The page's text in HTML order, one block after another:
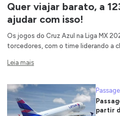
Quer viajar barato, a
ajudar com isso!
Os jogos do Cruz Azul na Liga MX
torcedores, com o time liderando a
Leia mais
partir